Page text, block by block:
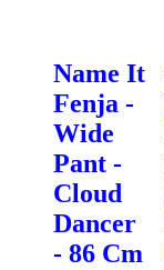
Name It
Fenja -
Wide
Pant -
Cloud
Dancer
- 86 Cm